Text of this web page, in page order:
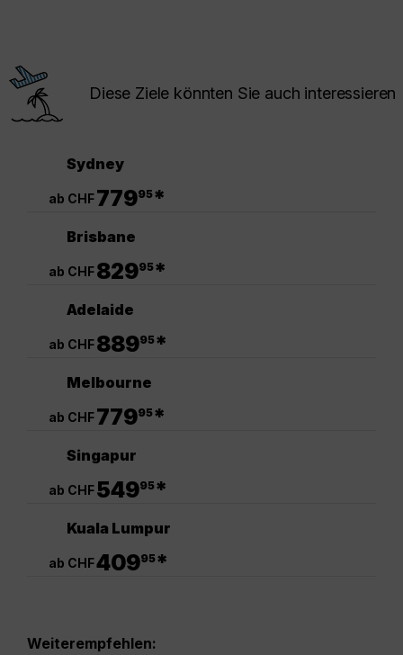
Diese Ziele könnten Sie auch interessieren
Sydney
ab CHF77995*
Brisbane
ab CHF82995*
Adelaide
ab CHF88995*
Melbourne
ab CHF77995*
Singapur
ab CHF54995*
Kuala Lumpur
ab CHF40995*
Weiterempfehlen: